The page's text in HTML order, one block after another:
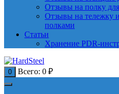
Отзывы на полку
Отзывы на тележку
полками
Статьи
Хранение PDR-
0 Всего: 0 ₽